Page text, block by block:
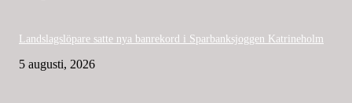
Landslagslöpare satte nya banrekord i Sparbanksjoggen Katrineholm
5 augusti, 2026